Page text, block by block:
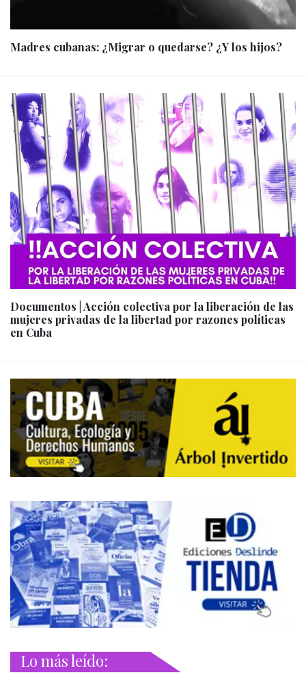
Madres cubanas: ¿Migrar o quedarse? ¿Y los hijos?
Documentos | Acción colectiva por la liberación de las
mujeres privadas de la libertad por razones políticas
en Cuba
Lo más leído: